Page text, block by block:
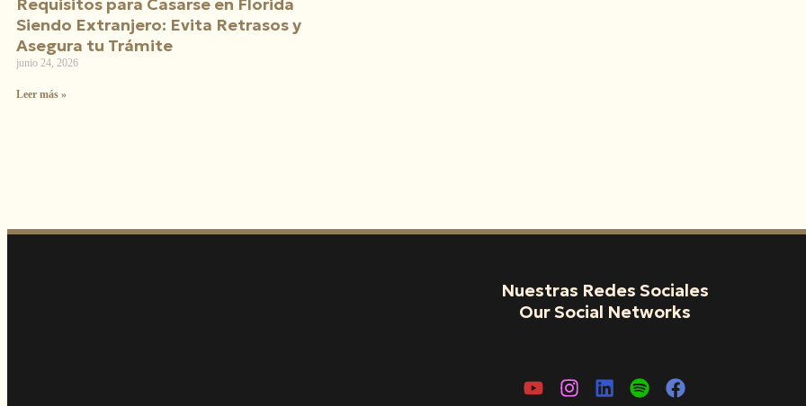
Siendo Extranjero: Evita Retrasos y
Asegura tu Trámite
junio 24, 2026
Leer más »
Nuestras Redes Sociales
Our Social Networks